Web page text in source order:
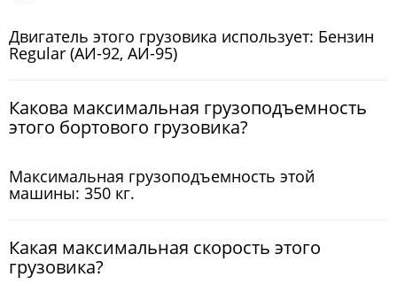
Двигатель этого грузовика использует: Бензин
Regular (АИ-92, АИ-95)
Какова максимальная грузоподъемность
этого бортового грузовика?
Максимальная грузоподъемность этой
машины: 350 кг.
Какая максимальная скорость этого
грузовика?